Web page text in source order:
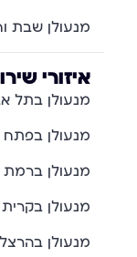
מנעולן שבת
איזורי
מנעולן בתל
מנעולן בפתח
מנעולן ברמת
מנעולן בקרית
מנעולן